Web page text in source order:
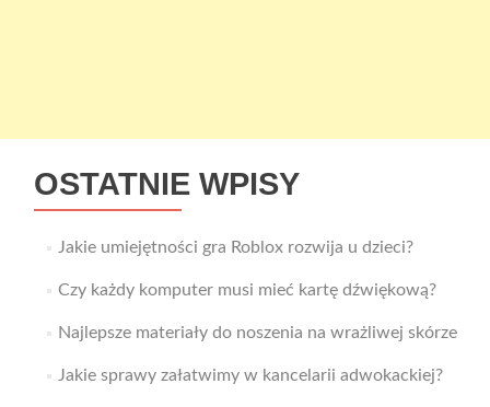
OSTATNIE WPISY
Jakie umiejętności gra Roblox rozwija u dzieci?
Czy każdy komputer musi mieć kartę dźwiękową?
Najlepsze materiały do noszenia na wrażliwej skórze
Jakie sprawy załatwimy w kancelarii adwokackiej?